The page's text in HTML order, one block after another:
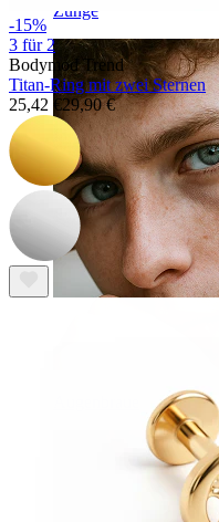
Zunge
-15%
3 für 2
Bodymod Trend
Titan-Ring mit zwei Sternen
25,42 €29,90 €